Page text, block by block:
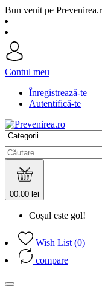
Bun venit pe
Contul meu
Înregistrează-te
Autentifică-te
00.00 lei
Coșul este gol!
Wish List (0)
compare